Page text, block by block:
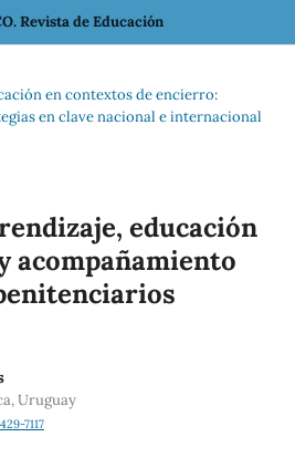
Revista de Educación
en contextos de encierro:
en clave nacional e internacional
educación
acompañamiento
Uruguay
7117